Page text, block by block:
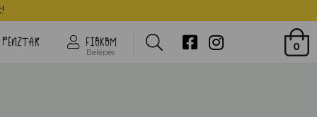
PÉNZTÁR FIÓKOM
Belépés
Search 0